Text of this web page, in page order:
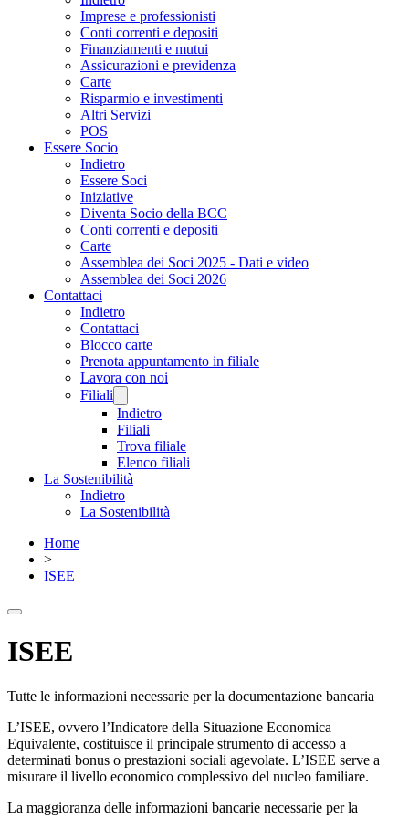
Imprese e professionisti
Conti correnti e depositi
Finanziamenti e mutui
Assicurazioni e previdenza
Carte
Risparmio e investimenti
Altri Servizi
POS
Essere Socio
Indietro
Essere Soci
Iniziative
Diventa Socio della BCC
Conti correnti e depositi
Carte
Assemblea dei Soci 2025 - Dati e video
Assemblea dei Soci 2026
Contattaci
Indietro
Contattaci
Blocco carte
Prenota appuntamento in filiale
Lavora con noi
Filiali
Indietro
Filiali
Trova filiale
Elenco filiali
La Sostenibilità
Indietro
La Sostenibilità
Home
>
ISEE
ISEE
Tutte le informazioni necessarie per la documentazione bancaria
L’ISEE, ovvero l’Indicatore della Situazione Economica
Equivalente, costituisce il principale strumento di accesso a
determinati bonus o prestazioni sociali agevolate. L’ISEE serve a
misurare il livello economico complessivo del nucleo familiare.
La maggioranza delle informazioni bancarie necessarie per la